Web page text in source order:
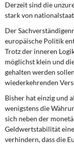
Derzeit sind die
stark von
Der
europäische Politik
Trotz der inneren
möglichst klein und
gehalten werden
wiederkehrenden
Bisher hat einzig und
wenigstens die
sich neben der
Geldwertstabilität
verhindern, dass die